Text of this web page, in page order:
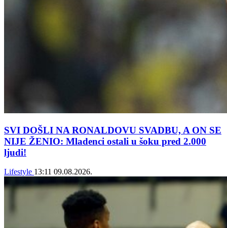
SVI DOŠLI NA RONALDOVU SVADBU, A ON SE
NIJE ŽENIO: Mladenci ostali u šoku pred 2.000
ljudi!
Lifestyle 13:11 09.08.2026.